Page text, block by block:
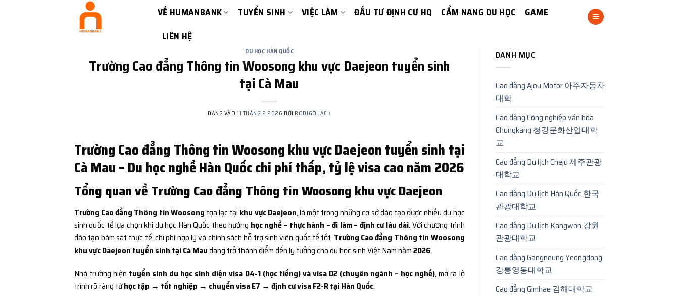
VỀ HUMANBANK TUYỂN SINH VIỆC LÀM ĐẦU TƯ ĐỊNH CƯ HQ CẨM NANG DU HỌC
GAME
LIÊN HỆ
DU HỌC HÀN QUỐC
Trường Cao đẳng Thông tin Woosong khu vực Daejeon tuyển sinh
tại Cà Mau
ĐĂNG VÀO11 THÁNG 2 2026 BỞI RODIGO JACK
Trường Cao đẳng Thông tin Woosong khu vực Daejeon tuyển sinh tại
Cà Mau – Du học nghề Hàn Quốc chi phí thấp, tỷ lệ visa cao năm 2026
Tổng quan về Trường Cao đẳng Thông tin Woosong khu vực Daejeon
Trường Cao đẳng Thông tin Woosong tọa lạc tại khu vực Daejeon, là một trong những cơ sở đào tạo được nhiều du học
sinh quốc tế lựa chọn khi du học Hàn Quốc theo hướng học nghề – thực hành – đi làm – định cư lâu dài. Với chương trình
đào tạo bám sát thực tế, chi phí hợp lý và chính sách hỗ trợ sinh viên quốc tế tốt, Trường Cao đẳng Thông tin Woosong
khu vực Daejeon tuyển sinh tại Cà Mauđang trở thành điểm đến lý tưởng cho du học sinh Việt Nam năm2026.
Nhà trường hiện tuyển sinh du học sinh diện visa D4-1 (học tiếng) và visa D2 (chuyên ngành – học nghề), mở ra lộ
trình rõ ràng từhọc tập → tốt nghiệp → chuyển visa E7 → định cư visa F2-R tại Hàn Quốc.
DANH MỤC
Cao đẳng Ajou Motor 아주자동차
대학
Cao đẳng Công nghiệp văn hóa
Chungkang 청강문화산업대학
교
Cao đẳng Du lịch Cheju 제주관광
대학교
Cao đẳng Du lịch Hàn Quốc 한국
관광대학교
Cao đẳng Du lịch Kangwon 강원
관광대학교
Cao đẳng Gangneung Yeongdong
강릉영동대학교
Cao đẳng Gimhae 김해대학교